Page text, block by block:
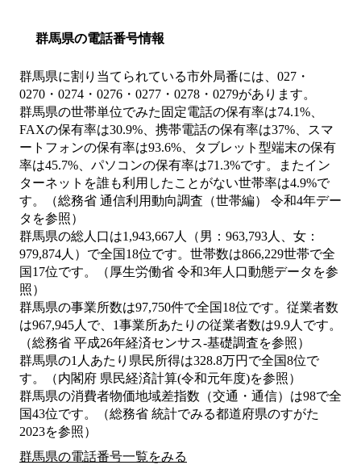
群馬県の電話番号情報
群馬県に割り当てられている市外局番には、027・
0270・0274・0276・0277・0278・0279があります。
群馬県の世帯単位でみた固定電話の保有率は74.1%、
FAXの保有率は30.9%、携帯電話の保有率は37%、スマ
ートフォンの保有率は93.6%、タブレット型端末の保有
率は45.7%、パソコンの保有率は71.3%です。またイン
ターネットを誰も利用したことがない世帯率は4.9%で
す。（総務省 通信利用動向調査（世帯編） 令和4年デー
タを参照）
群馬県の総人口は1,943,667人（男：963,793人、女：
979,874人）で全国18位です。世帯数は866,229世帯で全
国17位です。（厚生労働省 令和3年人口動態データを参
照）
群馬県の事業所数は97,750件で全国18位です。従業者数
は967,945人で、1事業所あたりの従業者数は9.9人です。
（総務省 平成26年経済センサス‐基礎調査を参照）
群馬県の1人あたり県民所得は328.8万円で全国8位で
す。（内閣府 県民経済計算(令和元年度)を参照）
群馬県の消費者物価地域差指数（交通・通信）は98で全
国43位です。（総務省 統計でみる都道府県のすがた
2023を参照）
群馬県の電話番号一覧をみる